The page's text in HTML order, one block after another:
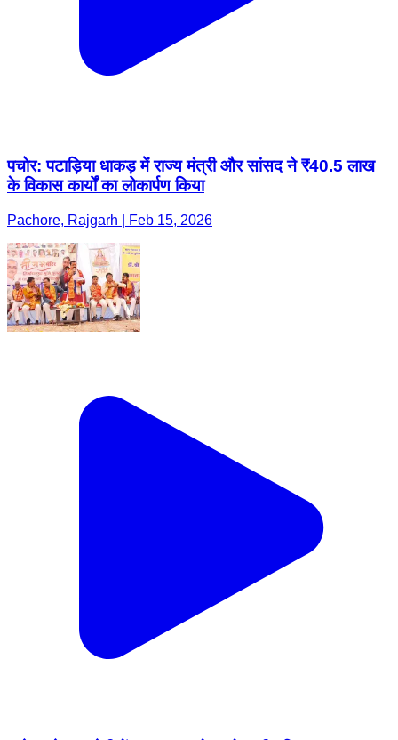
पचोर: पटाड़िया धाकड़ में राज्य मंत्री और सांसद ने ₹40.5 लाख
के विकास कार्यों का लोकार्पण किया
Pachore, Rajgarh | Feb 15, 2026